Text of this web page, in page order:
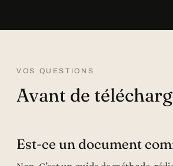
VOS QUESTIONS
Avant de
Est-ce un document